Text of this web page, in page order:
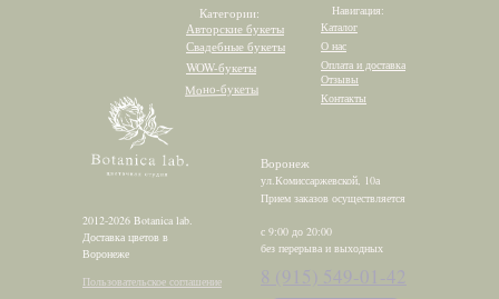
2012-2026 Botanica lab.
Доставка цветов в
Воронеже
Пользовательское соглашение
Контакты
Отзывы
Оплата и доставка
О нас
Каталог
Навигация:
Категории:
Моно-букеты
WOW-букеты
Свадебные букеты
Авторские букеты
Прием заказов осуществляется
с 9:00 до 20:00
без перерыва и выходных
ул.Комиссаржевской, 10а
Воронеж